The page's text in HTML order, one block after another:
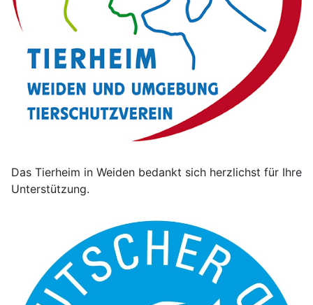
Das Tierheim in Weiden bedankt sich herzlichst für Ihre
Unterstützung.